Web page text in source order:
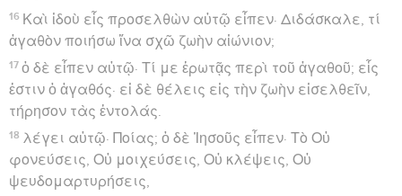
16 Καὶ ἰδοὺ εἷς προσελθὼν αὐτῷ εἶπεν· Διδάσκαλε, τί
ἀγαθὸν ποιήσω ἵνα σχῶ ζωὴν αἰώνιον;
17 ὁ δὲ εἶπεν αὐτῷ· Τί με ἐρωτᾷς περὶ τοῦ ἀγαθοῦ; εἷς
ἐστιν ὁ ἀγαθός· εἰ δὲ θέλεις εἰς τὴν ζωὴν εἰσελθεῖν,
τήρησον τὰς ἐντολάς.
18 λέγει αὐτῷ· Ποίας; ὁ δὲ Ἰησοῦς εἶπεν· Τὸ Οὐ
φονεύσεις, Οὐ μοιχεύσεις, Οὐ κλέψεις, Οὐ
ψευδομαρτυρήσεις,